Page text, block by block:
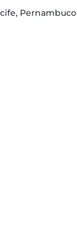
Pernambuco